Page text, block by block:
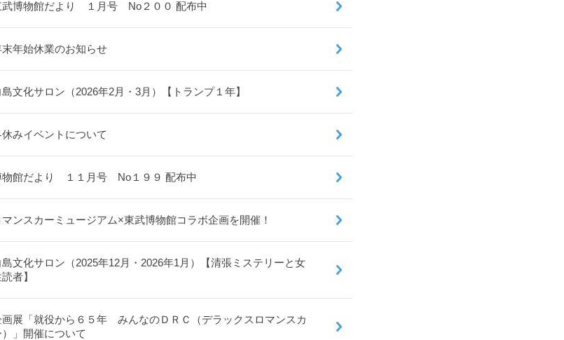
武博物館だより １月号 No２００ 配布中
末年始休業のお知らせ
島文化サロン（2026年2月・3月）【トランプ１年】
休みイベントについて
物館だより １１月号 No１９９ 配布中
マンスカーミュージアム×東武博物館コラボ企画を開催！
島文化サロン（2025年12月・2026年1月）【清張ミステリーと女
者】
画展「就役から６５年 みんなのＤＲＣ（デラックスロマンスカ
）」開催について